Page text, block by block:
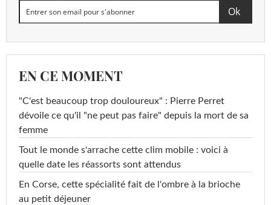
EN CE MOMENT
"C'est beaucoup trop douloureux" : Pierre Perret
dévoile ce qu'il "ne peut pas faire" depuis la mort de sa
femme
Tout le monde s'arrache cette clim mobile : voici à
quelle date les réassorts sont attendus
En Corse, cette spécialité fait de l'ombre à la brioche
au petit déjeuner